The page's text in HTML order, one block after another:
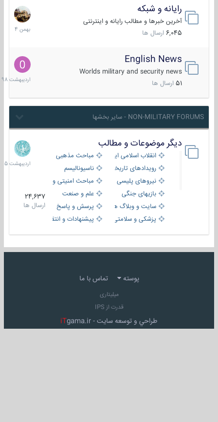
رایانه و شبکه
آخرین خبرها و مطالب رایانه و اینترنتی
6,045 ارسال ها
30
بهمن
1404
English News
Worlds military and security news
51 ارسال ها
10
1398
NON-MILITARY FORUMS - سایر بخشها
دیگر موضوعات و مطالب
انقلاب اسلامی ایران
مباحث مذهبی
رویدادهای تاریخی و مذهبیناسیونالیسم
نیروهای پلیسی
مباحث امنیتی و اطلاعاتی
بازیهای جنگی
علم و صنعت
سایت و وبلاگ ها
پرسش و پاسخ
پزشکی و سلامتی
پیشنهادات و انتقادات
24,637
ارسال ها
8
1405
پوسته تماس با ما
میلیتاری
قدرت از IPS
طراحي و توسعه سايت - iTgama.ir